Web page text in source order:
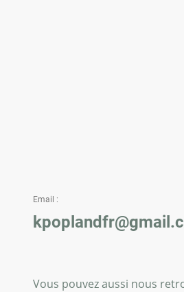
Email :
Vous pouvez aussi nous